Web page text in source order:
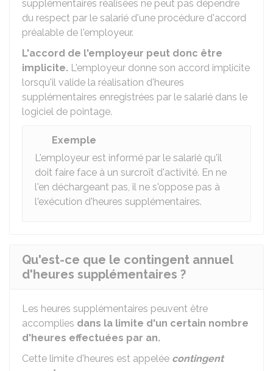
supplémentaires réalisées ne peut pas dépendre
du respect par le salarié d'une procédure d'accord
préalable de l'employeur.
L'accord de l'employeur peut donc être
implicite. L'employeur donne son accord implicite
lorsqu'il valide la réalisation d'heures
supplémentaires enregistrées par le salarié dans le
logiciel de pointage.
Exemple
L'employeur est informé par le salarié qu'il
doit faire face à un surcroît d'activité. En ne
l'en déchargeant pas, il ne s'oppose pas à
l'exécution d'heures supplémentaires.
Qu'est-ce que le contingent annuel
d'heures supplémentaires ?
Les heures supplémentaires peuvent être
accomplies dans la limite d'un certain nombre
d'heures effectuées par an.
Cette limite d'heures est appelée contingent